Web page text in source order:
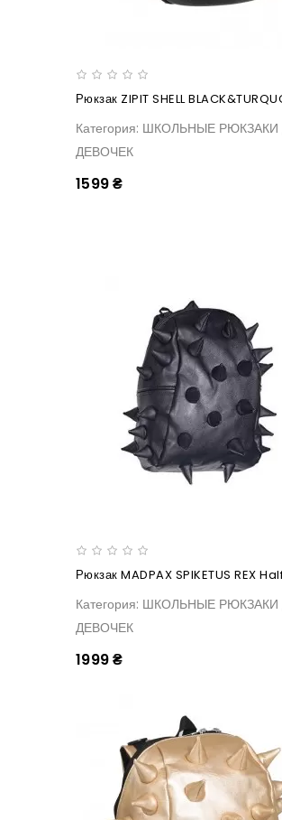
Рюкзак ZIPIT SHELL
Категория: ШКОЛЬНЫЕ РЮКЗАКИ
ДЕВОЧЕК
1599 ₴
Категория: ШКОЛЬНЫЕ РЮКЗАКИ
ДЕВОЧЕК
1999 ₴